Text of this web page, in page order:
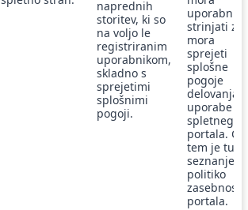
naprednih
storitev, ki so
na voljo le
registriranim
uporabnikom,
skladno s
sprejetimi
splošnimi
pogoji.
uporabnik
strinjati z
mora
sprejeti
splošne
pogoje
delovanja
uporabe
spletnega
portala. Ob
tem je tudi
seznanjen
politiko
zasebnosti
portala.